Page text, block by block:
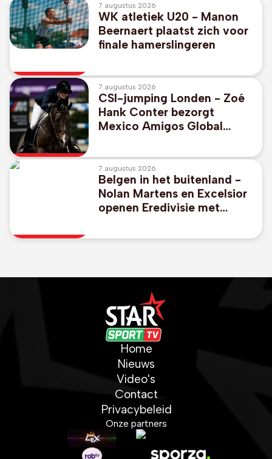
7 augustus 2026
WK atletiek U20 - Manon
Beernaert plaatst zich voor
finale hamerslingeren
7 augustus 2026
CSI-jumping Londen - Zoé
Hank Conter bezorgt
Mexico Amigos Global
overwinning in Londen
7 augustus 2026
Belgen in het buitenland -
Nolan Martens en Excelsior
openen Eredivisie met
promovendus Cambuur
Home
Nieuws
Video's
Contact
Privacybeleid
Onze partners